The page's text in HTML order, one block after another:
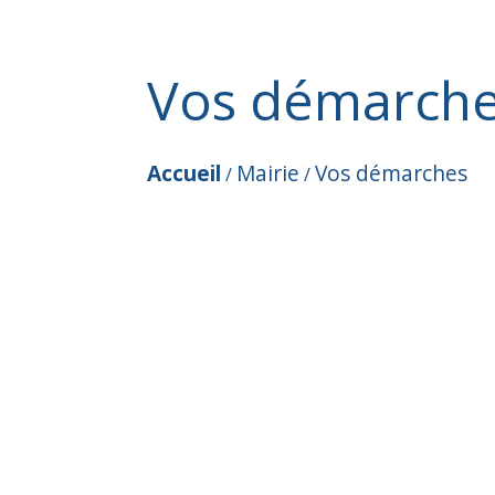
Vos
Accueil / Mairie /Vos démarches